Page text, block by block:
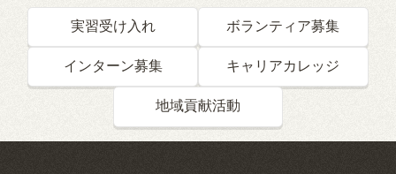
実習受け入れ ボランティア募集
インターン募集 キャリアカレッジ
地域貢献活動